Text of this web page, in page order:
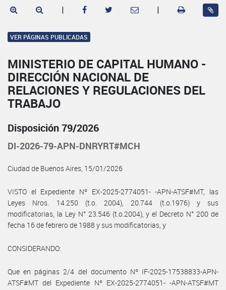
| |
VER PÁGINAS PUBLICADAS
MINISTERIO DE CAPITAL HUMANO -
DIRECCIÓN NACIONAL DE
RELACIONES Y REGULACIONES DEL
TRABAJO
Disposición 79/2026
DI-2026-79-APN-DNRYRT#MCH
Ciudad de Buenos Aires, 15/01/2026
VISTO el Expediente Nº EX-2025-2774051- -APN-ATSF#MT, las
Leyes Nros. 14.250 (t.o. 2004), 20.744 (t.o.1976) y sus
modificatorias, la Ley N° 23.546 (t.o.2004), y el Decreto N° 200 de
fecha 16 de febrero de 1988 y sus modificatorias, y
CONSIDERANDO:
Que en páginas 2/4 del documento Nº IF-2025-17538833-APN-
ATSF#MT del Expediente Nº EX-2025-2774051- -APN-ATSF#MT